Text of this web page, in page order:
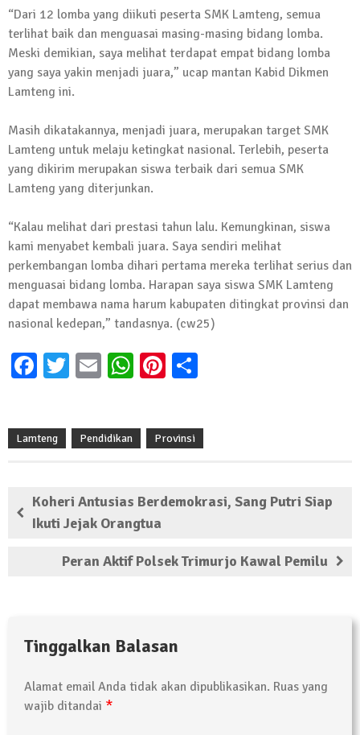
13 Oktober 2024 | 12:22
News Flash
Jumat Berkah SMSI Tulang Bawang
Sasar Sejumlah Warga Kurang Mampu
12 Juli 2024 | 15:15
Dengan Semangat Muda, Ida Bagus
Wisnu Pujana Mengambil Berkas
Penjaringan Balonkada di DPC PDI P
Lamtim
News Flash
Melalui Dumas, Ketua SMSI Waykanan
Laporkan Kasus Pengeroyokan yang
Dialaminya ke Propam Polda Lampung
19 Maret 2024 | 16:01
News Flash
Kembali Laksanakan Sosialisasi 4 Pilar
Kebangsaan, Kali Ini Digelar di Tubaba
“Dari 12 lomba yang diikuti peserta SMK Lamteng, semua
terlihat baik dan menguasai masing-masing bidang lomba.
Meski demikian, saya melihat terdapat empat bidang lomba
yang saya yakin menjadi juara,” ucap mantan Kabid Dikmen
Lamteng ini.
Masih dikatakannya, menjadi juara, merupakan target SMK
Lamteng untuk melaju ketingkat nasional. Terlebih, peserta
yang dikirim merupakan siswa terbaik dari semua SMK
Lamteng yang diterjunkan.
“Kalau melihat dari prestasi tahun lalu. Kemungkinan, siswa
kami menyabet kembali juara. Saya sendiri melihat
perkembangan lomba dihari pertama mereka terlihat serius dan
menguasai bidang lomba. Harapan saya siswa SMK Lamteng
dapat membawa nama harum kabupaten ditingkat provinsi dan
nasional kedepan,” tandasnya. (cw25)
Facebook
Twitter
EmailWhatsApp
Pinterest
Lamteng Pendidikan Provinsi
Koheri Antusias Berdemokrasi, Sang Putri Siap
Ikuti Jejak Orangtua
Peran Aktif Polsek Trimurjo Kawal Pemilu
Tinggalkan Balasan
Alamat email Anda tidak akan dipublikasikan. Ruas yang
wajib ditandai *